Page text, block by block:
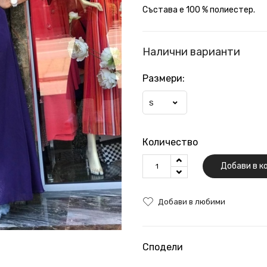
Състава е 100 % полиестер.
Налични варианти
Размери:
S
Количество
Добави в
Добави в любими
Сподели